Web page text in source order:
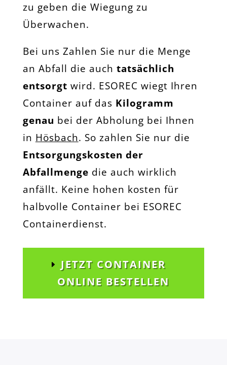
zu geben die Wiegung zu
Überwachen.
Bei uns Zahlen Sie nur die Menge
an Abfall die auch tatsächlich
entsorgt wird. ESOREC wiegt Ihren
Container auf das Kilogramm
genau bei der Abholung bei Ihnen
in Hösbach. So zahlen Sie nur die
Entsorgungskosten der
Abfallmenge die auch wirklich
anfällt. Keine hohen kosten für
halbvolle Container bei ESOREC
Containerdienst.
JETZT CONTAINER
ONLINE BESTELLEN